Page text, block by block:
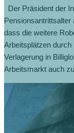
Der Präsident der
Pensionsantrittsalter
dass die weitere
Arbeitsplätzen durch
Verlagerung in
Arbeitsmarkt auch